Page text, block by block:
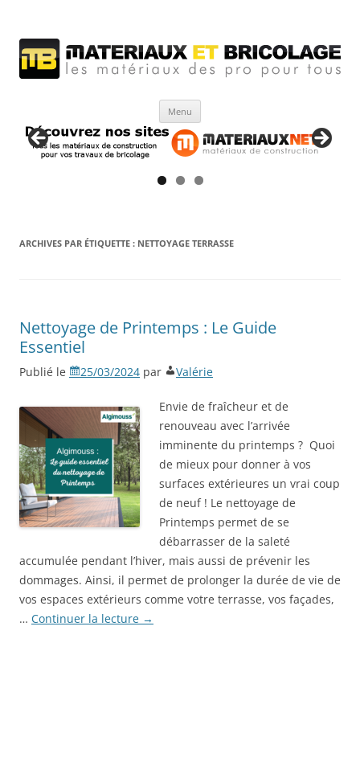
Menu
ARCHIVES PAR ÉTIQUETTE : NETTOYAGE TERRASSE
Nettoyage de Printemps : Le Guide
Essentiel
Publié le 25/03/2024 par Valérie
Envie de fraîcheur et de
renouveau avec l’arrivée
imminente du printemps ? Quoi
de mieux pour donner à vos
surfaces extérieures un vrai coup
de neuf ! Le nettoyage de
Printemps permet de se
débarrasser de la saleté
accumulée pendant l’hiver, mais aussi de prévenir les
dommages. Ainsi, il permet de prolonger la durée de vie de
vos espaces extérieurs comme votre terrasse, vos façades,
… Continuer la lecture →